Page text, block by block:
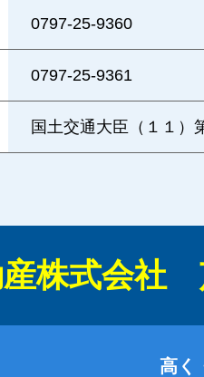
0797-25-9360
0797-25-9361
国土交通大臣（１１）
産株式会社
高く